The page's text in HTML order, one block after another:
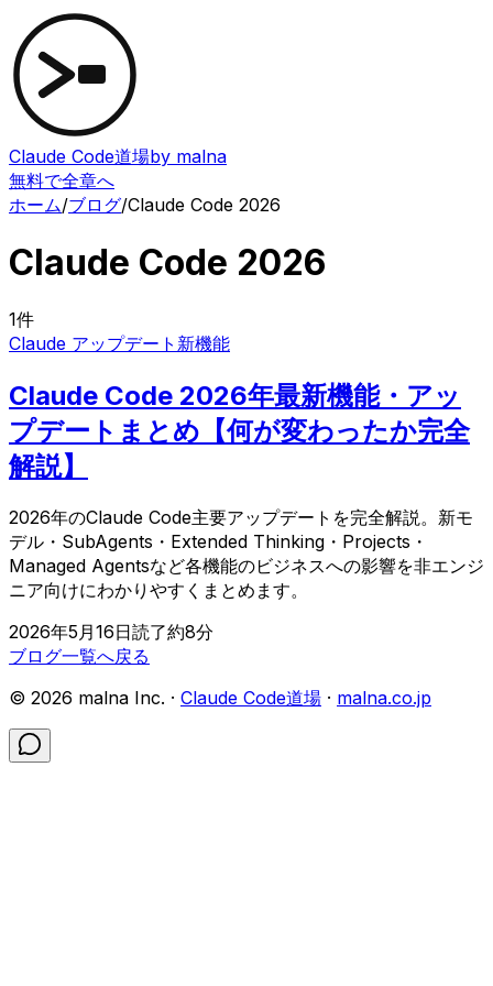
Claude Code道場by malna
無料で全章へ
ホーム/ブログ/Claude Code 2026
Claude Code 2026
1件
Claude アップデート 新機能
Claude Code 2026年最新機能・アッ
プデートまとめ【何が変わったか完全
解説】
2026年のClaude Code主要アップデートを完全解説。新モ
デル・SubAgents・Extended Thinking・Projects・
Managed Agentsなど各機能のビジネスへの影響を非エンジ
ニア向けにわかりやすくまとめます。
2026年5月16日読了約8分
ブログ一覧へ戻る
© 2026 malna Inc. · Claude Code道場 · malna.co.jp